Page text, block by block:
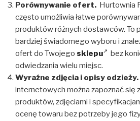
Porównywanie ofert. Hurtownia
często umożliwia łatwe
produktów różnych dostawców. To
bardziej świadomego wyboru i
ofert do Twojego sklepu
bez
odwiedzania wielu miejsc.
Wyraźne zdjęcia i opisy odzieży.
internetowych można zapoznać się
produktów, zdjęciami i
ocenę towaru bez potrzeby jego